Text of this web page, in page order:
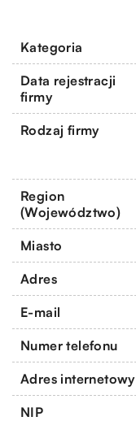
Kategoria
Data rejestracji
firmy
Rodzaj firmy
Region
(Województwo)
Miasto
Adres
E-mail
Numer telefonu
Adres internetowy
NIP